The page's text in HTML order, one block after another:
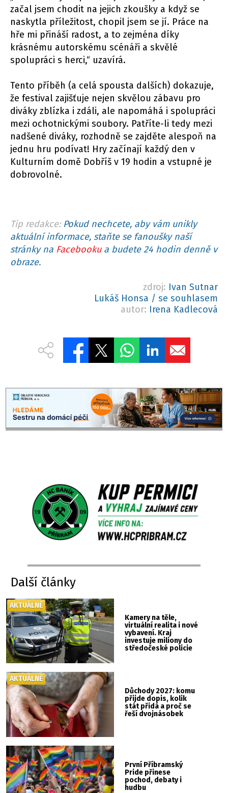
začal jsem chodit na jejich zkoušky a když se
naskytla příležitost, chopil jsem se jí. Práce na
hře mi přináší radost, a to zejména díky
krásnému autorskému scénáři a skvělé
spolupráci s herci,“ uzavírá.
Tento příběh (a celá spousta dalších) dokazuje,
že festival zajišťuje nejen skvělou zábavu pro
diváky zblízka i zdáli, ale napomáhá i spolupráci
mezi ochotnickými soubory. Patříte-li tedy mezi
nadšené diváky, rozhodně se zajděte alespoň na
jednu hru podívat! Hry začínají každý den v
Kulturním domě Dobříš v 19 hodin a vstupné je
dobrovolné.
Tip redakce: Pokud nechcete, aby vám unikly
aktuální informace, staňte se fanoušky naší
stránky na Facebookua budete 24 hodin denně v
obraze.
zdroj: Ivan Sutnar
Lukáš Honsa / se souhlasem
autor: Irena Kadlecová
Další články
Kamery na těle,
virtuální realita i nové
vybavení. Kraj
investuje miliony do
středočeské policie
AKTUÁLNĚ
Důchody 2027: komu
přijde dopis, kolik
stát přidá a proč se
řeší dvojnásobek
AKTUÁLNĚ
První Příbramský
Pride přinese
pochod, debaty i
hudbu